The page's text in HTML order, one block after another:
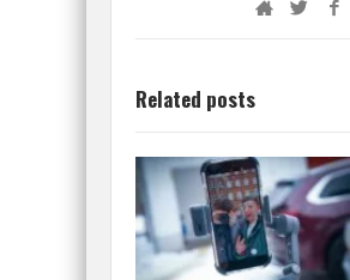
Related posts